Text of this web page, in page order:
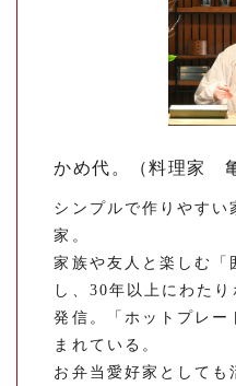
かめ代。（料理家
シンプルで作りやすい
家。
家族や友人と楽しむ「
し、30年以上にわた
発信。「ホットプレー
まれている。
お弁当愛好家としても